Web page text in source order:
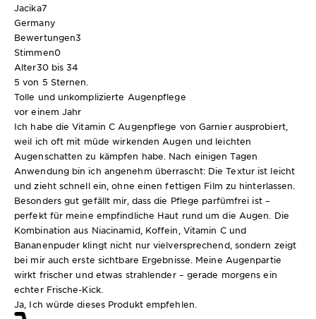
Jacika7
Germany
Bewertungen3
Stimmen0
Alter30 bis 34
5 von 5 Sternen.
Tolle und unkomplizierte Augenpflege
vor einem Jahr
Ich habe die Vitamin C Augenpflege von Garnier ausprobiert,
weil ich oft mit müde wirkenden Augen und leichten
Augenschatten zu kämpfen habe. Nach einigen Tagen
Anwendung bin ich angenehm überrascht: Die Textur ist leicht
und zieht schnell ein, ohne einen fettigen Film zu hinterlassen.
Besonders gut gefällt mir, dass die Pflege parfümfrei ist –
perfekt für meine empfindliche Haut rund um die Augen. Die
Kombination aus Niacinamid, Koffein, Vitamin C und
Bananenpuder klingt nicht nur vielversprechend, sondern zeigt
bei mir auch erste sichtbare Ergebnisse. Meine Augenpartie
wirkt frischer und etwas strahlender – gerade morgens ein
echter Frische-Kick.
Ja, Ich würde dieses Produkt empfehlen.